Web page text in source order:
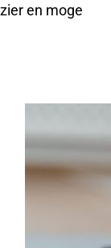
en moge